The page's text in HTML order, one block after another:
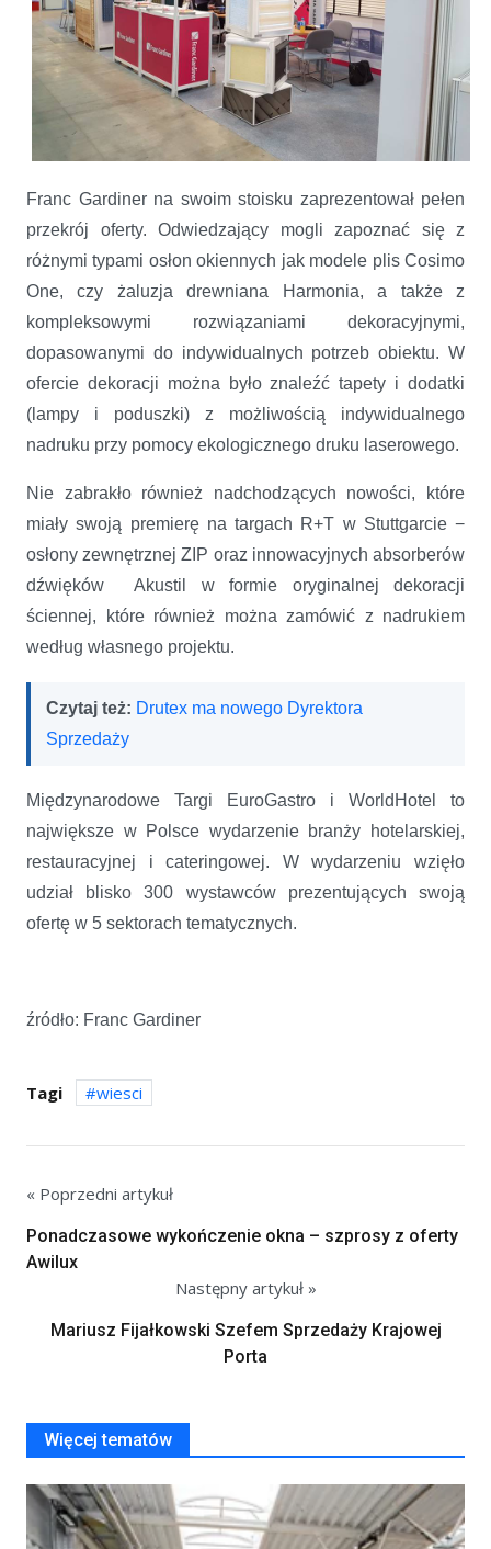
Franc Gardiner na swoim stoisku zaprezentował pełen
przekrój oferty. Odwiedzający mogli zapoznać się z
różnymi typami osłon okiennych jak modele plis Cosimo
One, czy żaluzja drewniana Harmonia, a także z
kompleksowymi rozwiązaniami dekoracyjnymi,
dopasowanymi do indywidualnych potrzeb obiektu. W
ofercie dekoracji można było znaleźć tapety i dodatki
(lampy i poduszki) z możliwością indywidualnego
nadruku przy pomocy ekologicznego druku laserowego.
Nie zabrakło również nadchodzących nowości, które
miały swoją premierę na targach R+T w Stuttgarcie −
osłony zewnętrznej ZIP oraz innowacyjnych absorberów
dźwięków Akustil w formie oryginalnej dekoracji
ściennej, które również można zamówić z nadrukiem
według własnego projektu.
Czytaj też: Drutex ma nowego Dyrektora
Sprzedaży
Międzynarodowe Targi EuroGastro i WorldHotel to
największe w Polsce wydarzenie branży hotelarskiej,
restauracyjnej i cateringowej. W wydarzeniu wzięło
udział blisko 300 wystawców prezentujących swoją
ofertę w 5 sektorach tematycznych.
źródło: Franc Gardiner
Tagi wiesci
« Poprzedni artykuł
Ponadczasowe wykończenie okna – szprosy z oferty
Awilux
Następny artykuł »
Mariusz Fijałkowski Szefem Sprzedaży Krajowej
Porta
Więcej tematów